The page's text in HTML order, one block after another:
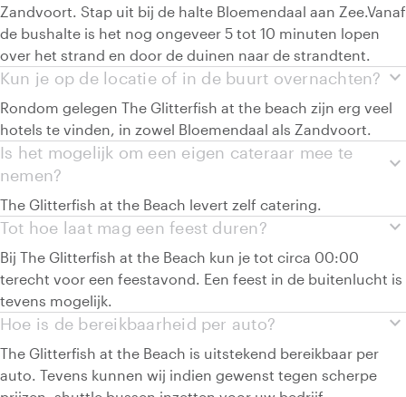
Zandvoort. Stap uit bij de halte Bloemendaal aan Zee.Vanaf
de bushalte is het nog ongeveer 5 tot 10 minuten lopen
over het strand en door de duinen naar de strandtent.
expand_more
Kun je op de locatie of in de buurt overnachten?
Rondom gelegen The Glitterfish at the beach zijn erg veel
hotels te vinden, in zowel Bloemendaal als Zandvoort.
expand_more
Is het mogelijk om een eigen cateraar mee te
nemen?
The Glitterfish at the Beach levert zelf catering.
expand_more
Tot hoe laat mag een feest duren?
Bij The Glitterfish at the Beach kun je tot circa 00:00
terecht voor een feestavond. Een feest in de buitenlucht is
tevens mogelijk.
expand_more
Hoe is de bereikbaarheid per auto?
The Glitterfish at the Beach is uitstekend bereikbaar per
auto. Tevens kunnen wij indien gewenst tegen scherpe